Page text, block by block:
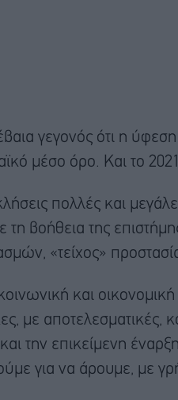
γεγονός ότι η
μέσο όρο. Και το
πολλές και
τη βοήθεια της
«τείχος»
και
με αποτελεσματικές,
την επικείμενη
για να άρουμε, με